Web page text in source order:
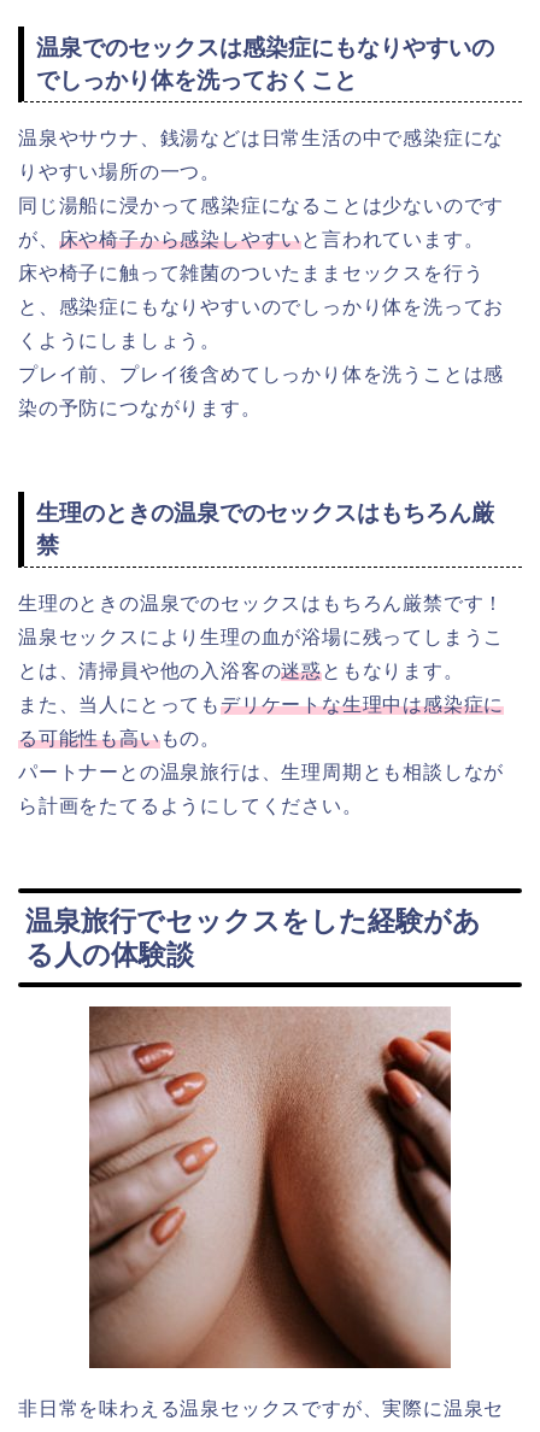
温泉でのセックスは感染症にもなりやすいの
でしっかり体を洗っておくこと
温泉やサウナ、銭湯などは日常生活の中で感染症にな
りやすい場所の一つ。
同じ湯船に浸かって感染症になることは少ないのです
が、 床や椅子から感染しやすいと言われています。
床や椅子に触って雑菌のついたままセックスを行う
と、感染症にもなりやすいのでしっかり体を洗ってお
くようにしましょう。
プレイ前、プレイ後含めてしっかり体を洗うことは感
染の予防につながります。
生理のときの温泉でのセックスはもちろん厳
禁
生理のときの温泉でのセックスはもちろん厳禁です！
温泉セックスにより生理の血が浴場に残ってしまうこ
とは、清掃員や他の入浴客の迷惑ともなります。
また、当人にとってもデリケートな生理中は感染症に
る可能性も高いもの。
パートナーとの温泉旅行は、生理周期とも相談しなが
ら計画をたてるようにしてください。
温泉旅行でセックスをした経験があ
る人の体験談
非日常を味わえる温泉セックスですが、実際に温泉セ